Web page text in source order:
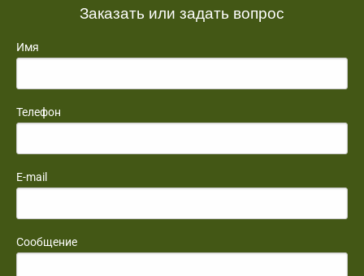
Заказать или задать вопрос
Имя
Телефон
E-mail
Сообщение